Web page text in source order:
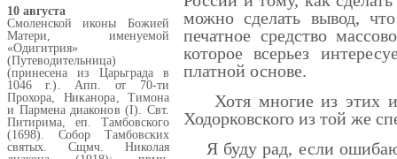
можно сделать вывод,
печатное средство
которое всерьез
платной основе.
Хотя многие из этих
Ходорковского из той же
Я буду рад, если
10 августа
Смоленской иконы Божией
Матери, именуемой
«Одигитрия»
(Путеводительница)
(принесена из Царьграда в
1046 г.). Апп. от 70-ти
Прохора, Никанора, Тимона
и Пармена диаконов (I). Свт.
Питирима, еп. Тамбовского
(1698). Собор Тамбовских
святых. Сщмч. Николая